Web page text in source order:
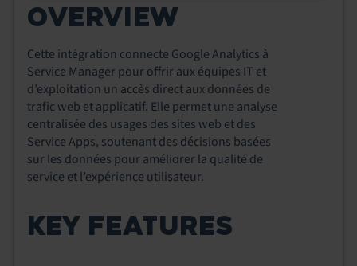
OVERVIEW
Cette intégration connecte Google Analytics à
Service Manager pour offrir aux équipes IT et
d’exploitation un accès direct aux données de
trafic web et applicatif. Elle permet une analyse
centralisée des usages des sites web et des
Service Apps, soutenant des décisions basées
sur les données pour améliorer la qualité de
service et l’expérience utilisateur.
KEY FEATURES